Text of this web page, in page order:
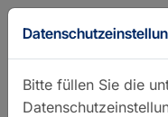
Bitte füllen Sie die